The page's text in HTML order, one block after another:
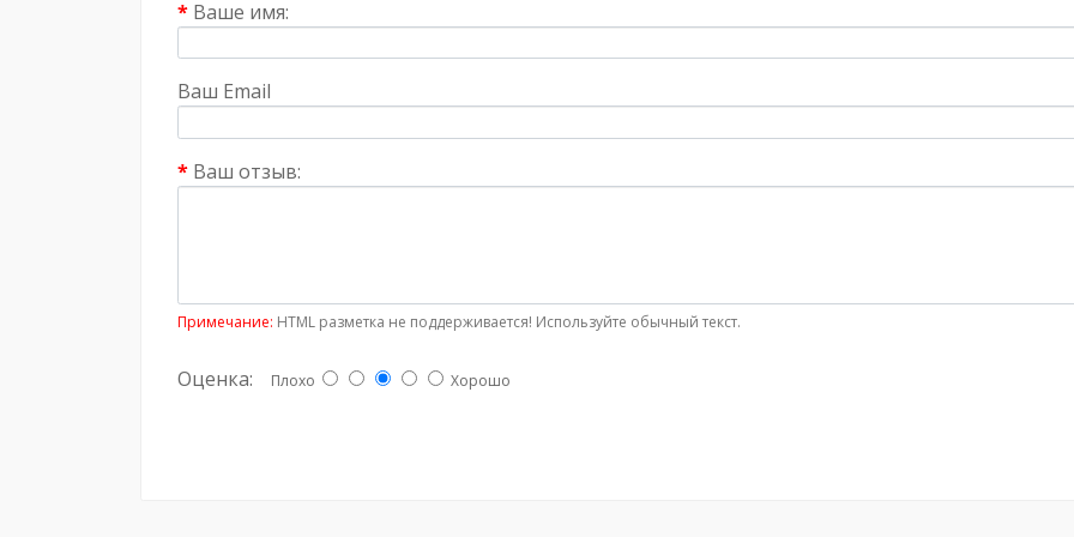
Ваше имя:
Ваш Email
Ваш отзыв:
Примечание: HTML разметка не поддерживается! Используйте обычный текст.
Оценка: Плохо Хорошо